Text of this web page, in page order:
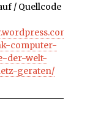
/ Quellcode
2016/11/
computer-
der-welt-
geraten/